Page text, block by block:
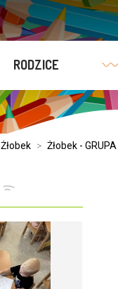
RODZICE
Żłobek > Żłobek - GRUPA II